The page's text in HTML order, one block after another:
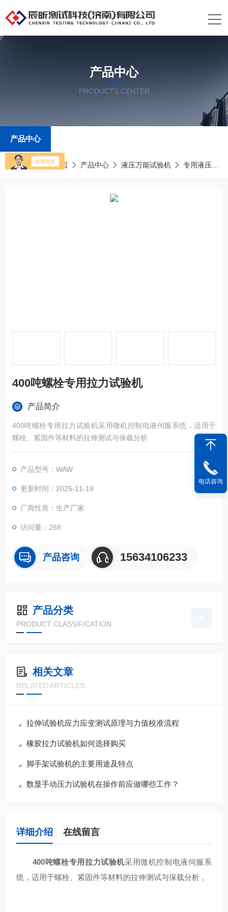
产品中心
PRODUCTS CENTER
产品中心
当前位置：首页 产品中心 液压万能试验机 专用液压万能试验机
400吨螺栓专用拉力试验机
产品简介
400吨螺栓专用拉力试验机采用微机控制电液伺服系统，适用于
螺栓、紧固件等材料的拉伸测试与保载分析
产品型号：WAW
更新时间：2025-11-18
厂商性质：生产厂家
访问量：268
产品咨询 15634106233
产品分类
PRODUCT CLASSIFICATION
相关文章
RELATED ARTICLES
拉伸试验机应力应变测试原理与力值校准流程
橡胶拉力试验机如何选择购买
脚手架试验机的主要用途及特点
数显手动压力试验机在操作前应做哪些工作？
详细介绍 在线留言
400吨螺栓专用拉力试验机采用微机控制电液伺服系
统，适用于螺栓、紧固件等材料的拉伸测试与保载分析 。
电话咨询